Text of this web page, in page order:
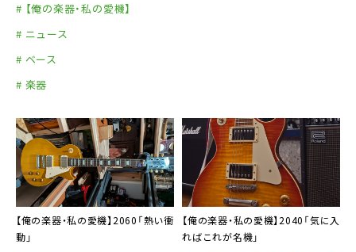
# 【俺の楽器・私の愛機】
# ニュース
# ベース
# 楽器
【俺の楽器・私の愛機】2060「熱い衝
動」
【俺の楽器・私の愛機】2040「気に入
ればこれが名機」